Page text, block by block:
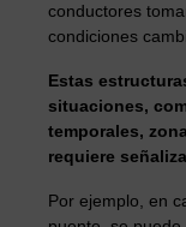
conductores
condiciones
Estas
situaciones,
temporales,
requiere
Por ejemplo, en